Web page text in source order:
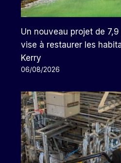
Un nouveau projet de
vise à restaurer les
Kerry
06/08/2026